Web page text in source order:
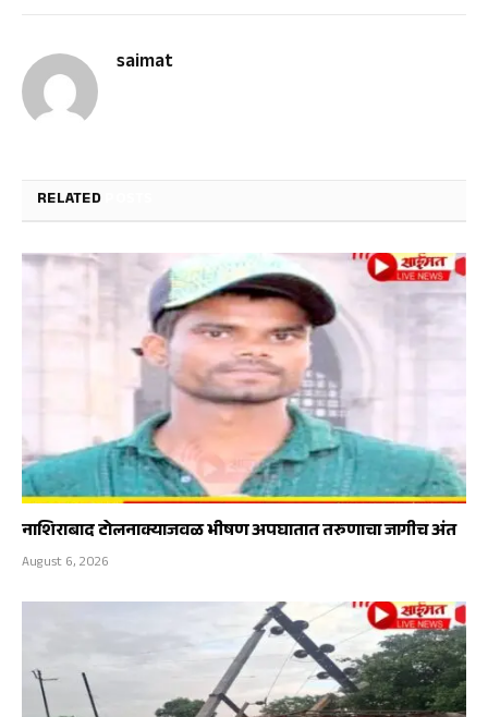
saimat
RELATED
नाशिराबाद टोलनाक्याजवळ भीषण अपघातात तरुणाचा जागीच अंत
August 6, 2026